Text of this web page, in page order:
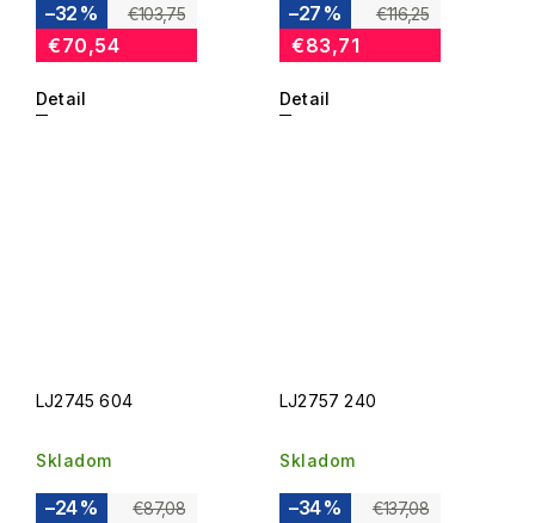
€103,75
–32 %
€70,54
Detail
€116,25
–27 %
€83,71
Detail
LJ2745 604
Skladom
€87,08
–24 %
LJ2757 240
Skladom
€137,08
–34 %